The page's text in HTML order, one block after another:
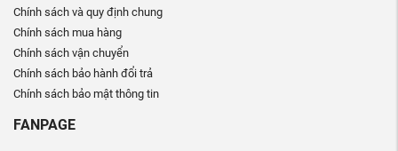
Chính sách và quy định chung
Chính sách mua hàng
Chính sách vận chuyển
Chính sách bảo hành đổi trả
Chính sách bảo mật thông tin
FANPAGE